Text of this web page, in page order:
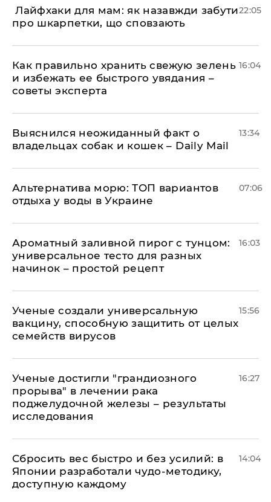
​ Лайфхаки для мам: як назавжди забути
про шкарпетки, що сповзають
22:05
Как правильно хранить свежую зелень
и избежать ее быстрого увядания –
советы эксперта
16:04
Выяснился неожиданный факт о
владельцах собак и кошек – Daily Mail
13:34
Альтернатива морю: ТОП вариантов
отдыха у воды в Украине
07:06
Ароматный заливной пирог с тунцом:
универсальное тесто для разных
начинок – простой рецепт
16:03
Ученые создали универсальную
вакцину, способную защитить от целых
семейств вирусов
15:56
Ученые достигли "грандиозного
прорыва" в лечении рака
поджелудочной железы – результаты
исследования
16:27
Сбросить вес быстро и без усилий: в
Японии разработали чудо-методику,
доступную каждому
14:04